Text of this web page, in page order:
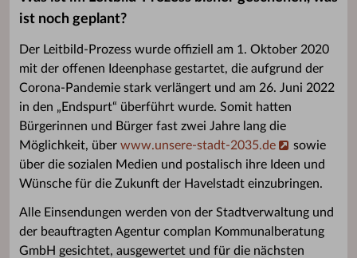
ist noch geplant?
Der Leitbild-Prozess wurde offiziell am 1. Oktober 2020
mit der offenen Ideenphase gestartet, die aufgrund der
Corona-Pandemie stark verlängert und am 26. Juni 2022
in den „Endspurt“ überführt wurde. Somit hatten
Bürgerinnen und Bürger fast zwei Jahre lang die
Möglichkeit, über www.unsere-stadt-2035.de
sowie
über die sozialen Medien und postalisch ihre Ideen und
Wünsche für die Zukunft der Havelstadt einzubringen.
Alle Einsendungen werden von der Stadtverwaltung und
der beauftragten Agentur complan Kommunalberatung
GmbH gesichtet, ausgewertet und für die nächsten